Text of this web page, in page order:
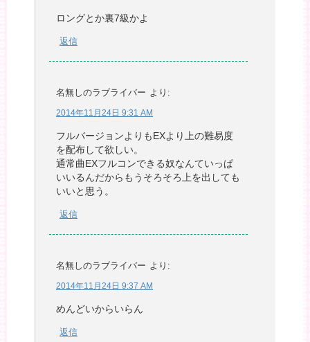
ロングとか裏7級かよ
返信
名無しのラブライバー より:
2014年11月24日 9:31 AM
フルバージョンよりもEXより上の難易度
を配布して欲しい。
通常曲EXフルコンできる奴なんていっぱ
いいるんだからもうそろそろ上を出しても
いいと思う。
返信
名無しのラブライバー より:
2014年11月24日 9:37 AM
めんどいからいらん
返信